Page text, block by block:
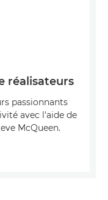
réalisateurs
passionnants
avec l'aide de
McQueen.